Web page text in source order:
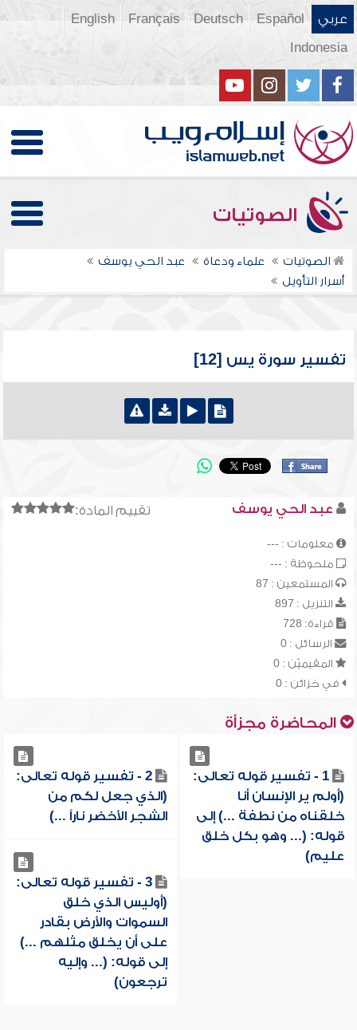
عربي Español
Deutsch
Français
English
Indonesia
الصوتيات
الصوتيات علماء ودعاة
عبد الحي يوسف
أسرار التأويل
تفسير سورة يس [12]
تقييم المادة: عبد الحي يوسف
معلومات : ---
ملحوظة : ---
المستمعين : 87
التنزيل : 897
قراءة: 728
الرسائل : 0
المقيميّن : 0
في خزائن : 0
المحاضرة مجزأة
1 - تفسير قوله تعالى:
(أولم ير الإنسان أنا
خلقناه من نطفة ...) إلى
قوله: (... وهو بكل خلق
عليم)
2 - تفسير قوله تعالى:
(الذي جعل لكم من
الشجر الأخضر ناراً ...)
3 - تفسير قوله تعالى:
(أوليس الذي خلق
السموات والأرض بقادر
على أن يخلق مثلهم ...)
إلى قوله: (... وإليه
ترجعون)